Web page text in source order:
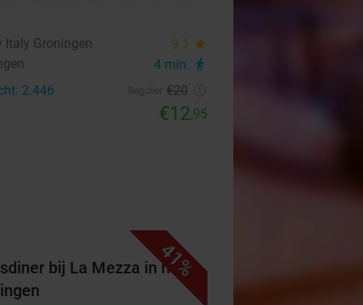
Italy Groningen
9.1 star
4 min. directions_walk
2.446 €20
€12,95
41%
bij La Mezza in hartje